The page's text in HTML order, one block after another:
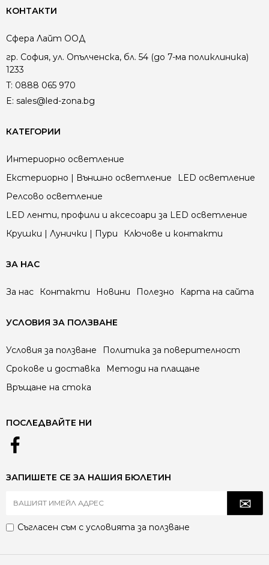
КОНТАКТИ
Сфера Лайт ООД
гр. София, ул. Опълченска, бл. 54 (до 7-ма поликлиника)
1233
T: 0888 065 970
E: sales@led-zona.bg
КАТЕГОРИИ
Интериорно осветление
Екстериорно | Външно осветление
LED осветление
Релсово осветление
LED ленти, профили и аксесоари за LED осветление
Крушки | Лунички | Пури
Ключове и контакти
ЗА НАС
За нас Контакти Новини Полезно Карта на сайта
УСЛОВИЯ ЗА ПОЛЗВАНЕ
Условия за ползване
Политика за поверителност
Срокове и доставка
Методи на плащане
Връщане на стока
ПОСЛЕДВАЙТЕ НИ
ЗАПИШЕТЕ СЕ ЗА НАШИЯ БЮЛЕТИН
Съгласен съм с условията за ползване